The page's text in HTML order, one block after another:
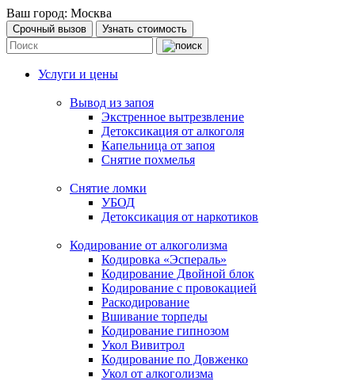
Ваш город: Москва
Срочный вызов Узнать стоимость
Услуги и цены
Вывод из запоя
Экстренное вытрезвление
Детоксикация от алкоголя
Капельница от запоя
Снятие похмелья
Снятие ломки
УБОД
Детоксикация от наркотиков
Кодирование от алкоголизма
Кодировка «Эспераль»
Кодирование Двойной блок
Кодирование с провокацией
Раскодирование
Вшивание торпеды
Кодирование гипнозом
Укол Вивитрол
Кодирование по Довженко
Укол от алкоголизма